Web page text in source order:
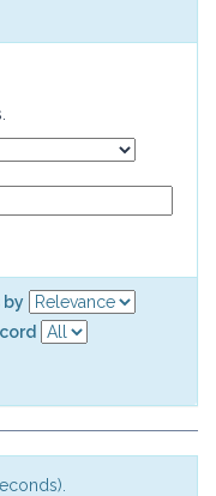
by